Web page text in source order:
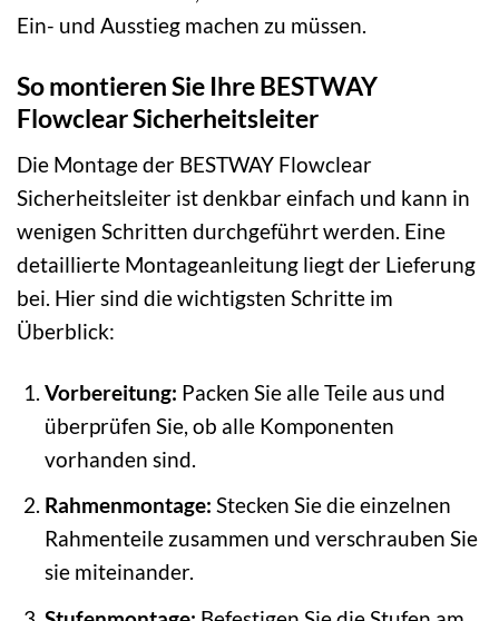
Ein- und Ausstieg machen zu müssen.
So montieren Sie Ihre BESTWAY
Flowclear Sicherheitsleiter
Die Montage der BESTWAY Flowclear
Sicherheitsleiter ist denkbar einfach und kann in
wenigen Schritten durchgeführt werden. Eine
detaillierte Montageanleitung liegt der Lieferung
bei. Hier sind die wichtigsten Schritte im
Überblick:
Vorbereitung: Packen Sie alle Teile aus und
überprüfen Sie, ob alle Komponenten
vorhanden sind.
Rahmenmontage: Stecken Sie die einzelnen
Rahmenteile zusammen und verschrauben Sie
sie miteinander.